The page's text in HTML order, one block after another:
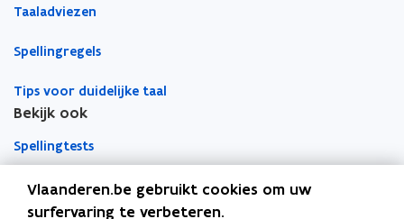
Taaladviezen
Spellingregels
Tips voor duidelijke taal
Bekijk ook
Spellingtests
Boek- en webwijzer
Vlaanderen.be gebruikt cookies om uw
surfervaring te verbeteren.